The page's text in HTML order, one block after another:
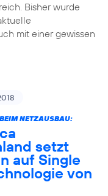
Bisher wurde
mit einer gewissen
NETZAUSBAU:
setzt
auf Single
von